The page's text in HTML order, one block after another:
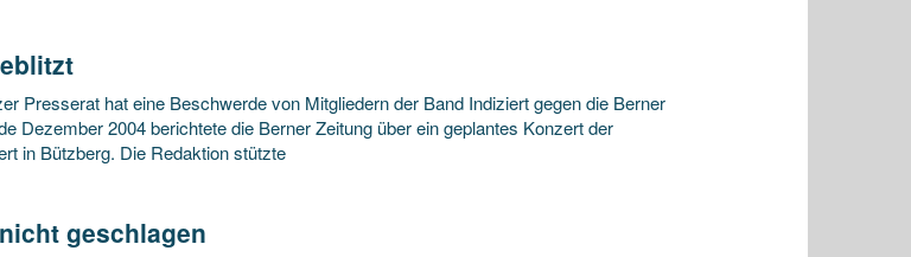
Presserat hat eine Beschwerde von Mitgliedern der Band Indiziert gegen die Berner
Dezember 2004 berichtete die Berner Zeitung über ein geplantes Konzert der
in Bützberg. Die Redaktion stützte
geschlagen